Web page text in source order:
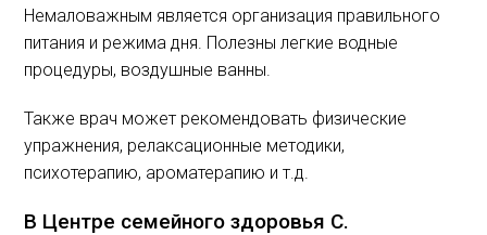
Немаловажным является организация правильного
питания и режима дня. Полезны легкие водные
процедуры, воздушные ванны.
Также врач может рекомендовать физические
упражнения, релаксационные методики,
психотерапию, ароматерапию и т.д.
В Центре семейного здоровья С.